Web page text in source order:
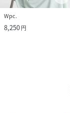
Wpc.
8,250円